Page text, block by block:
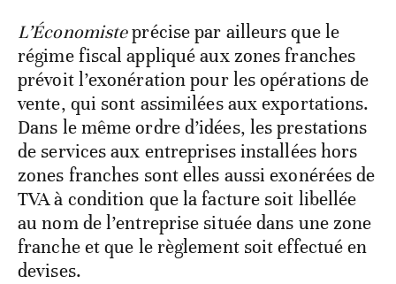
L’Économisteprécise par ailleurs que le
régime fiscal appliqué aux zones franches
prévoit l’exonération pour les opérations de
vente, qui sont assimilées aux exportations.
Dans le même ordre d’idées, les prestations
de services aux entreprises installées hors
zones franches sont elles aussi exonérées de
TVA à condition que la facture soit libellée
au nom de l’entreprise située dans une zone
franche et que le règlement soit effectué en
devises.